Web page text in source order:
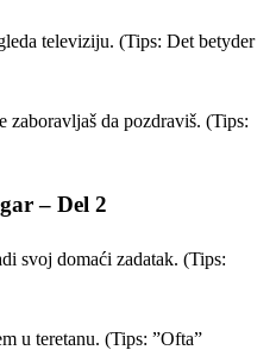
televiziju. (Tips: Det betyder
zaboravljaš da pozdraviš. (Tips:
– Del 2
svoj domaći zadatak. (Tips:
u teretanu. (Tips: ”Ofta”